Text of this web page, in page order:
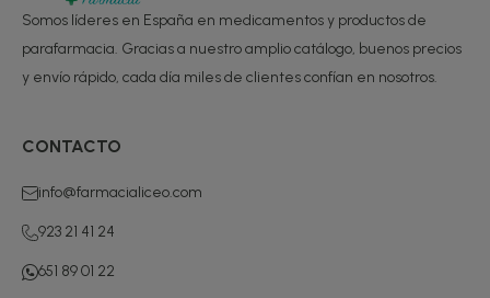
Somos líderes en España en medicamentos y productos de
parafarmacia. Gracias a nuestro amplio catálogo, buenos precios
y envío rápido, cada día miles de clientes confían en nosotros.
CONTACTO
info@farmacialiceo.com
923 21 41 24
651 89 01 22